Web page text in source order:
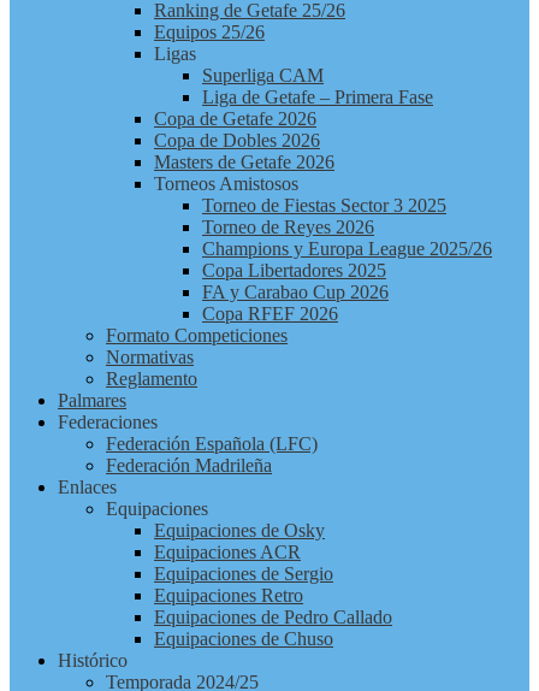
Ranking de Getafe 25/26
Equipos 25/26
Ligas
Superliga CAM
Liga de Getafe – Primera Fase
Copa de Getafe 2026
Copa de Dobles 2026
Masters de Getafe 2026
Torneos Amistosos
Torneo de Fiestas Sector 3 2025
Torneo de Reyes 2026
Champions y Europa League 2025/26
Copa Libertadores 2025
FA y Carabao Cup 2026
Copa RFEF 2026
Formato Competiciones
Normativas
Reglamento
Palmares
Federaciones
Federación Española (LFC)
Federación Madrileña
Enlaces
Equipaciones
Equipaciones de Osky
Equipaciones ACR
Equipaciones de Sergio
Equipaciones Retro
Equipaciones de Pedro Callado
Equipaciones de Chuso
Histórico
Temporada 2024/25